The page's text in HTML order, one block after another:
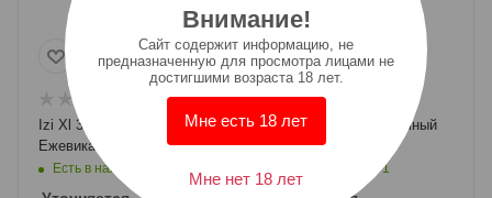
Izi Xl 30000 - Морозная
Ежевика С Двойным Льдом
Есть в наличии: 3
Inflave Alpha - Черничный
Морс
Есть в наличии: 1
Внимание!
Cайт содержит информацию, не
предназначенную для просмотра лицами не
достигшими возраста 18 лет.
Мне есть 18 лет
Мне нет 18 лет